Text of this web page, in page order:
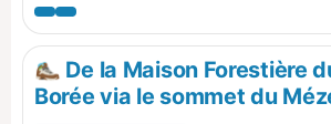
bois de Breysse, mélange de hêtres et de
résineux.Le trajet suit peu ou prou le
tracé du GR®®40, en évitant lorsque
possible les larges pistes ou les petites
routes.
De la Maison Forestière
Borée via le sommet du